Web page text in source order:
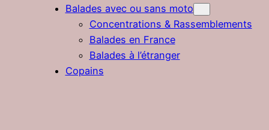
Balades avec ou sans moto
Concentrations & Rassemblements
Balades en France
Balades à l’étranger
Copains